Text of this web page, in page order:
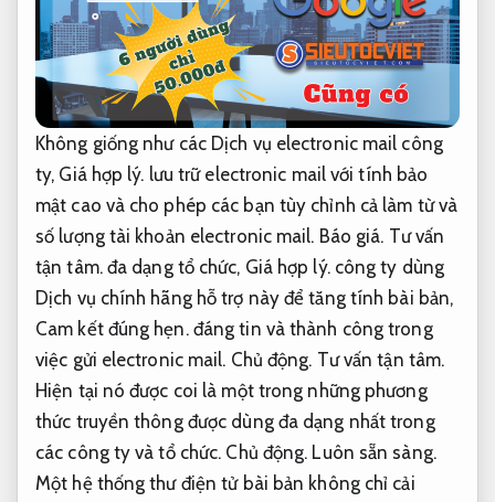
Không giống như các Dịch vụ electronic mail công
ty, Giá hợp lý. lưu trữ electronic mail với tính bảo
mật cao và cho phép các bạn tùy chỉnh cả làm từ và
số lượng tài khoản electronic mail. Báo giá. Tư vấn
tận tâm.đa dạng tổ chức, Giá hợp lý.công ty dùng
Dịch vụ chính hãng hỗ trợ này để tăng tính bài bản,
Cam kết đúng hẹn.đáng tin và thành công trong
việc gửi electronic mail. Chủ động. Tư vấn tận tâm.
Hiện tại nó được coi là một trong những phương
thức truyền thông được dùng đa dạng nhất trong
các công ty và tổ chức. Chủ động. Luôn sẵn sàng.
Một hệ thống thư điện tử bài bản không chỉ cải